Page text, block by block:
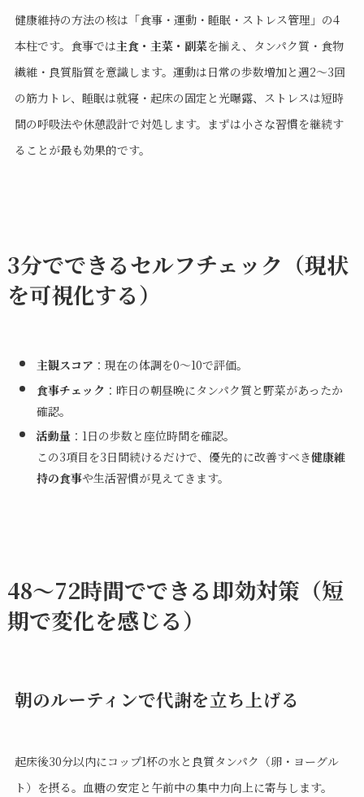
健康維持の方法の核は「食事・運動・睡眠・ストレス管理」の4
本柱です。食事では主食・主菜・副菜を揃え、タンパク質・食物
繊維・良質脂質を意識します。運動は日常の歩数増加と週2〜3回
の筋力トレ、睡眠は就寝・起床の固定と光曝露、ストレスは短時
間の呼吸法や休憩設計で対処します。まずは小さな習慣を継続す
ることが最も効果的です。
3分でできるセルフチェック（現状
を可視化する）
主観スコア ：現在の体調を0〜10で評価。
食事チェック ：昨日の朝昼晩にタンパク質と野菜があったか
確認。
活動量：1日の歩数と座位時間を確認。
この3項目を3日間続けるだけで、優先的に改善すべき健康維
持の食事や生活習慣が見えてきます。
48〜72時間でできる即効対策（短
期で変化を感じる）
朝のルーティンで代謝を立ち上げる
起床後30分以内にコップ1杯の水と良質タンパク（卵・ヨーグル
ト）を摂る。血糖の安定と午前中の集中力向上に寄与します。